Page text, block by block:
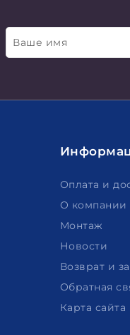
Ваше имя
Оплата и
О компании
Монтаж
Новости
Возврат и
Обратная
Карта сайта